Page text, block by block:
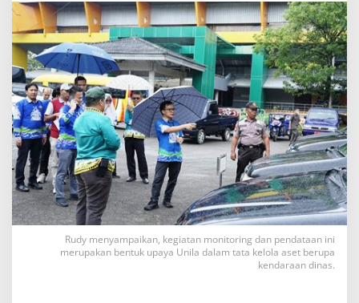
k
B
U
K
M
o
n
i
t
o
r
i
n
g
K
e
n
d
Rudy menyampaikan, kegiatan monitoring dan pendataan ini
merupakan bentuk upaya Unila dalam tata kelola aset berupa
kendaraan dinas.